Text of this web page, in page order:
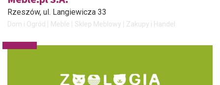
Rzeszów, ul. Langiewicza 33
Dom i Ogród Meble Sklep Meblowy Zakupy i Handel